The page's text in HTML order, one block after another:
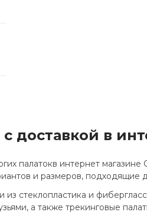
доставкой в
палатокв интернет магазине
и размеров, подходящие
из стеклопластика и
а также трекинговые